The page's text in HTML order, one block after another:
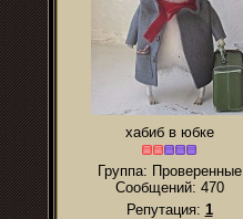
хабиб в юбке
Группа: Проверенные
Сообщений: 470
Репутация: 1